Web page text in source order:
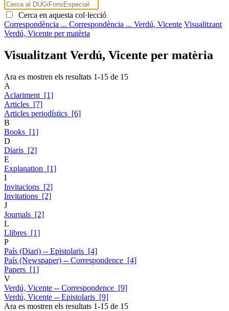
Cerca en aquesta col·lecció
Correspondència ... Correspondència ... Verdú, Vicente Visualitzant
Verdú, Vicente per matèria
Visualitzant Verdú, Vicente per matèria
Ara es mostren els resultats 1-15 de 15
A
Aclariment [1]
Articles [7]
Articles periodístics [6]
B
Books [1]
D
Diaris [2]
E
Explanation [1]
I
Invitacions [2]
Invitations [2]
J
Journals [2]
L
Llibres [1]
P
País (Diari) -- Epistolaris [4]
País (Newspaper) -- Correspondence [4]
Papers [1]
V
Verdú, Vicente -- Correspondence [9]
Verdú, Vicente -- Epistolaris [9]
Ara es mostren els resultats 1-15 de 15